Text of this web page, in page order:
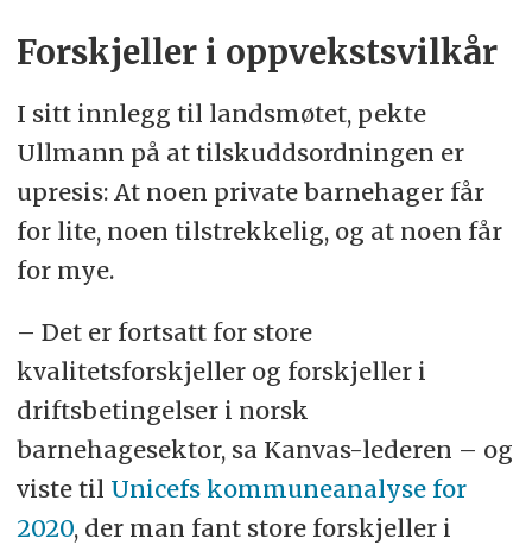
Forskjeller i oppvekstsvilkår
I sitt innlegg til landsmøtet, pekte
Ullmann på at tilskuddsordningen er
upresis: At noen private barnehager får
for lite, noen tilstrekkelig, og at noen får
for mye.
– Det er fortsatt for store
kvalitetsforskjeller og forskjeller i
driftsbetingelser i norsk
barnehagesektor, sa Kanvas-lederen – og
viste til Unicefs kommuneanalyse for
2020, der man fant store forskjeller i